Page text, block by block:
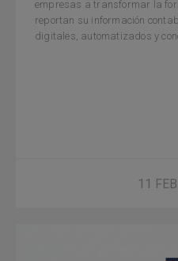
empresas a transformar la
reportan su información
digitales, automatizados y
11